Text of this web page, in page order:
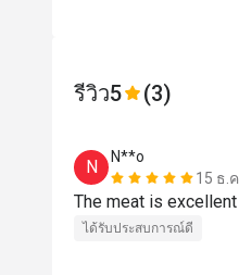
รีวิว5 (3)
N
N**o
15 ธ.
The meat is excellent
ได้รับประสบการณ์ดี